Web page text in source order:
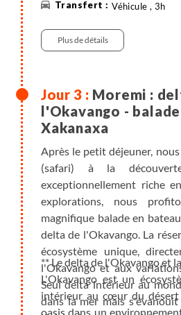
Véhicule , 3h
Plus de détails
Moremi :
l'Okavango -
Xakanaxa
Après le petit déjeuner,
(safari) à la
exceptionnellement riche
explorations, nous
magnifique balade en
delta de l'Okavango. La
écosystème unique,
l'Okavango et aux
Seul delta intérieur au
dans la mer mais
** Le delta de l'Okavango et
L'Okavango est un
intérieur au cœur du
oasis dans un